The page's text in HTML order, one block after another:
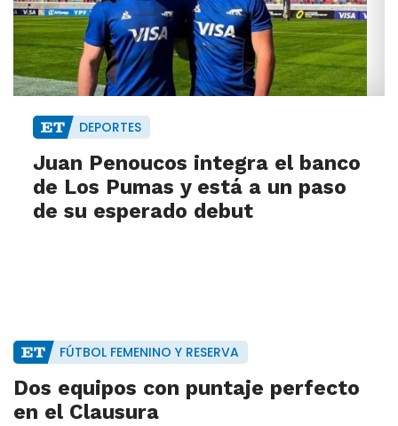
DEPORTES
Juan Penoucos integra el banco
de Los Pumas y está a un paso
de su esperado debut
FÚTBOL FEMENINO Y RESERVA
Dos equipos con puntaje perfecto
en el Clausura